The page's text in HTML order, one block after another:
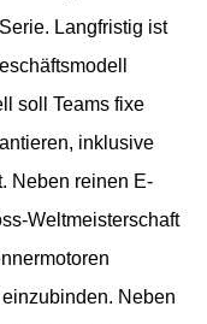
Langfristig ist
soll Teams fixe
inklusive
Neben reinen E-
Weltmeisterschaft
Neben